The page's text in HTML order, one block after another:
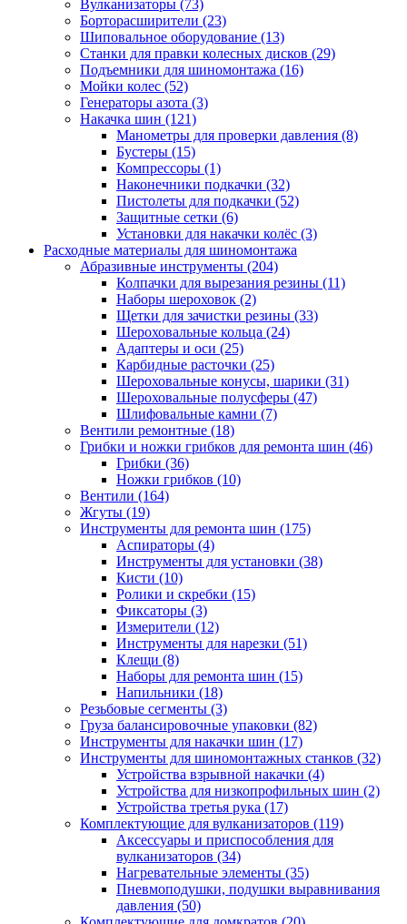
Вулканизаторы (73)
Борторасширители (23)
Шиповальное оборудование (13)
Станки для правки колесных дисков (29)
Подъемники для шиномонтажа (16)
Мойки колес (52)
Генераторы азота (3)
Накачка шин (121)
Манометры для проверки давления (8)
Бустеры (15)
Компрессоры (1)
Наконечники подкачки (32)
Пистолеты для подкачки (52)
Защитные сетки (6)
Установки для накачки колёс (3)
Расходные материалы для шиномонтажа
Абразивные инструменты (204)
Колпачки для вырезания резины (11)
Наборы шероховок (2)
Щетки для зачистки резины (33)
Шероховальные кольца (24)
Адаптеры и оси (25)
Карбидные расточки (25)
Шероховальные конусы, шарики (31)
Шероховальные полусферы (47)
Шлифовальные камни (7)
Вентили ремонтные (18)
Грибки и ножки грибков для ремонта шин (46)
Грибки (36)
Ножки грибков (10)
Вентили (164)
Жгуты (19)
Инструменты для ремонта шин (175)
Аспираторы (4)
Инструменты для установки (38)
Кисти (10)
Ролики и скребки (15)
Фиксаторы (3)
Измерители (12)
Инструменты для нарезки (51)
Клещи (8)
Наборы для ремонта шин (15)
Напильники (18)
Резьбовые сегменты (3)
Груза балансировочные упаковки (82)
Инструменты для накачки шин (17)
Инструменты для шиномонтажных станков (32)
Устройства взрывной накачки (4)
Устройства для низкопрофильных шин (2)
Устройства третья рука (17)
Комплектующие для вулканизаторов (119)
Аксессуары и приспособления для
вулканизаторов (34)
Нагревательные элементы (35)
Пневмоподушки, подушки выравнивания
давления (50)